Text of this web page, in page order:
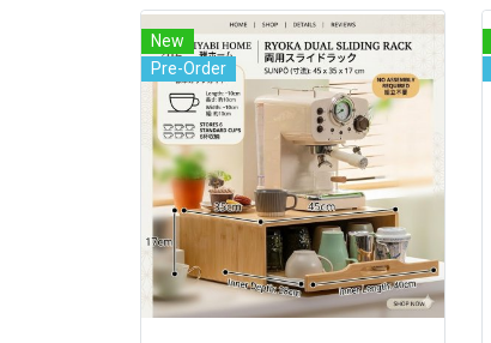
New
Pre-Order